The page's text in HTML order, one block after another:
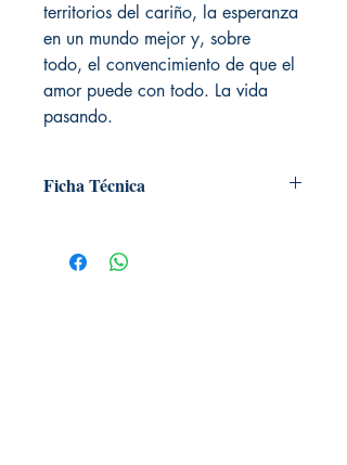
territorios del cariño, la esperanza
en un mundo mejor y, sobre
todo, el convencimiento de que el
amor puede con todo. La vida
pasando.
Ficha Técnica
Editorial: Espasa es Poesía
Idioma: Castellano